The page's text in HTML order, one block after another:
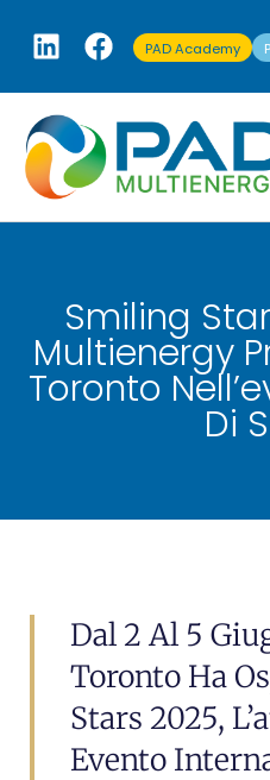
PAD Academy
Smiling
Multienergy
Toronto
Di
Dal 2 Al 5
Toronto Ha
Stars 2025,
Evento